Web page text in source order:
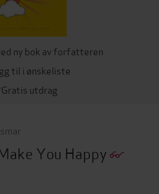
ny bok av forfatteren
til i ønskeliste
Gratis utdrag
You Happy